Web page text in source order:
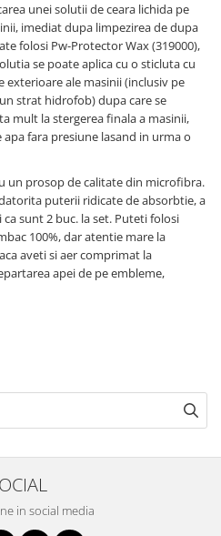
unei solutii de ceara lichida pe
imediat dupa limpezirea de dupa
folosi Pw-Protector Wax (319000),
se poate aplica cu o sticluta cu
ale masinii (inclusiv pe
strat hidrofob) dupa care se
mult la stergerea finala a masinii,
fara presiune lasand in urma o
un prosop de calitate din microfibra.
puterii ridicate de absorbtie, a
sunt 2 buc. la set. Puteti folosi
100%, dar atentie mare la
aveti si aer comprimat la
apei de pe embleme,
in social media